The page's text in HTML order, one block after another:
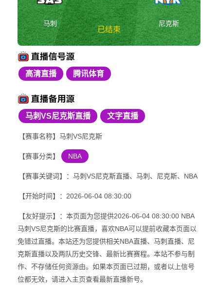
马刺
已结束
尼克斯
高清直播 腾讯体育
马刺VS尼克斯直播 文字直播
【赛事名称】马刺VS尼克斯
【赛事分类】 NBA
【赛事关键词】：马刺VS尼克斯直播、马刺、尼克斯、NBA
【开始时间】：2026-06-04 08:30:00
【友好提示】：本页面为您提供2026-06-04 08:30:00 NBA
马刺VS尼克斯的比赛直播，喜欢NBA可以提前收藏本页面以
免错过直播。本站还为您提供相关NBA直播、马刺直播、尼
克斯直播以及两队历史交锋、最新比赛赛程。本站不参与制
作、不存储任何资源由。如果本页面已过期，或者以上信号
位都无效，请进入主页查看最新直播新号。